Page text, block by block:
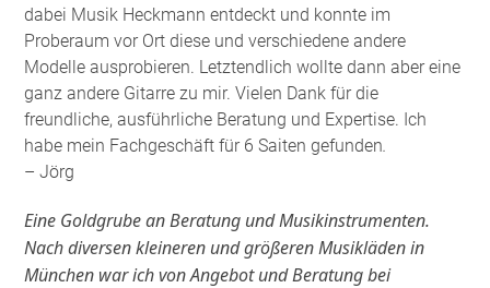
dabei Musik Heckmann entdeckt und konnte im
Proberaum vor Ort diese und verschiedene andere
Modelle ausprobieren. Letztendlich wollte dann aber eine
ganz andere Gitarre zu mir. Vielen Dank für die
freundliche, ausführliche Beratung und Expertise. Ich
habe mein Fachgeschäft für 6 Saiten gefunden
– Jörg
Eine Goldgrube an Beratung und Musikinstrumenten.
Nach diversen kleineren und größeren Musikläden in
München war ich von Angebot und Beratung bei